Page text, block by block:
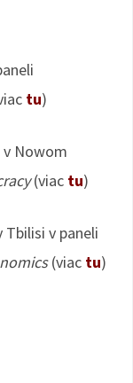
tu)
v Nowom
(viac tu)
Tbilisi v paneli
(viac tu)